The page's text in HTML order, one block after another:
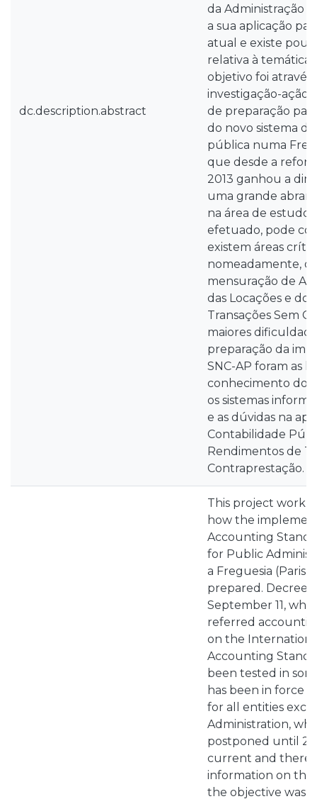
dc.description.abstract
da Administração
a sua aplicação
atual e existe
relativa à
objetivo foi
investigação-ação
de preparação
do novo sistema
pública numa
que desde a
2013 ganhou a
uma grande
na área de
efetuado, pode
existem áreas
nomeadamente, o
mensuração de
das Locações e
Transações Sem
maiores
preparação da
SNC-AP foram as
conhecimento dos
os sistemas
e as dúvidas na
Contabilidade
Rendimentos de
Contraprestação.
This project work
how the
Accounting
for Public
a Freguesia
prepared. Decree-
September 11,
referred
on the
Accounting
been tested in
has been in force
for all entities
Administration,
postponed until
current and there
information on the
the objective was